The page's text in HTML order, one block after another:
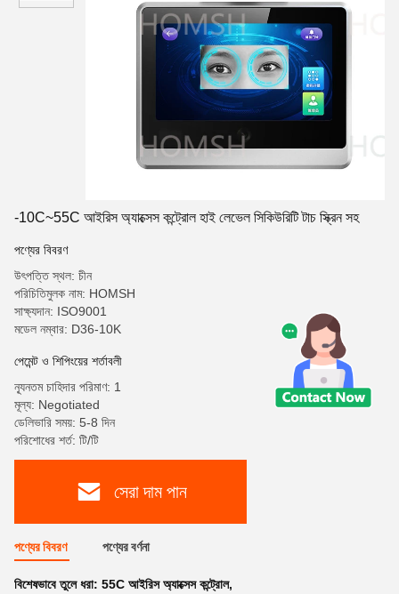
-10C~55C আইরিস অ্যাক্সেস কন্ট্রোল হাই লেভেল সিকিউরিটি টাচ স্ক্রিন সহ
পণ্যের বিবরণ
উৎপত্তি স্থল: চীন
পরিচিতিমুলক নাম: HOMSH
সাক্ষ্যদান: ISO9001
মডেল নম্বার: D36-10K
পেমেন্ট ও শিপিংয়ের শর্তাবলী
ন্যূনতম চাহিদার পরিমাণ: 1
মূল্য: Negotiated
ডেলিভারি সময়: 5-8 দিন
পরিশোধের শর্ত: টি/টি
সেরা দাম পান
পণ্যের বিবরণ পণ্যের বর্ণনা
বিশেষভাবে তুলে ধরা: 55C আইরিস অ্যাক্সেস কন্ট্রোল,